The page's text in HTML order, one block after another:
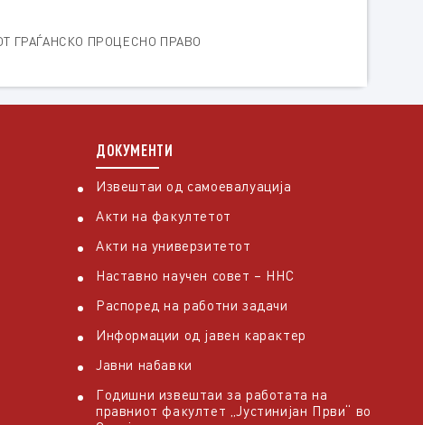
ГРАЃАНСКО ПРОЦЕСНО ПРАВО
ДОКУМЕНТИ
Извештаи од самоевалуација
Акти на факултетот
Акти на универзитетот
Наставно научен совет – ННС
Распоред на работни задачи
Информации од јавен карактер
Јавни набавки
Годишни извештаи за работата на
правниот факултет „Јустинијан Први“ во